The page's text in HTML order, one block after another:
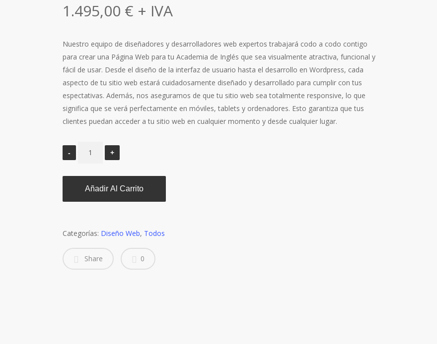
1.495,00 € + IVA
Nuestro equipo de diseñadores y desarrolladores web expertos trabajará codo a codo contigo
para crear una Página Web para tu Academia de Inglés que sea visualmente atractiva, funcional y
fácil de usar. Desde el diseño de la interfaz de usuario hasta el desarrollo en Wordpress, cada
aspecto de tu sitio web estará cuidadosamente diseñado y desarrollado para cumplir con tus
espectativas. Además, nos aseguramos de que tu sitio web sea totalmente responsive, lo que
significa que se verá perfectamente en móviles, tablets y ordenadores. Esto garantiza que tus
clientes puedan acceder a tu sitio web en cualquier momento y desde cualquier lugar.
Añadir Al Carrito
Categorías: Diseño Web, Todos
Share 0